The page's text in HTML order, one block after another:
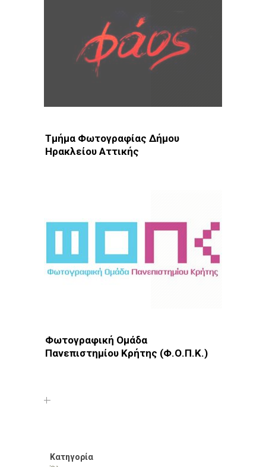
Τμήμα Φωτογραφίας Δήμου
Ηρακλείου Αττικής
Φωτογραφική Ομάδα
Πανεπιστημίου Κρήτης (Φ.Ο.Π.Κ.)
Κατηγορία